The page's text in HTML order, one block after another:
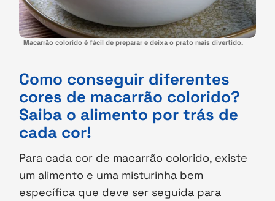
Macarrão colorido é fácil de preparar e deixa o prato mais divertido.
Como conseguir diferentes
cores de macarrão colorido?
Saiba o alimento por trás de
cada cor!
Para cada cor de macarrão colorido, existe
um alimento e uma misturinha bem
específica que deve ser seguida para